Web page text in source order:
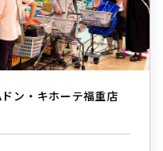
ドン・キホーテ福重店